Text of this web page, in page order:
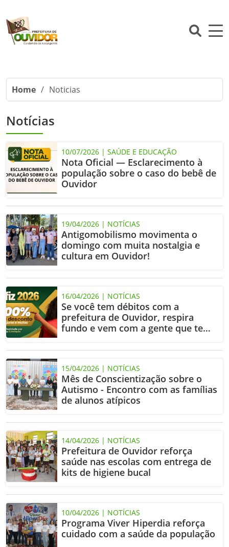
Home / Noticias
Notícias
10/07/2026 | SAÚDE E EDUCAÇÃO
Nota Oficial — Esclarecimento à
população sobre o caso do bebê de
Ouvidor
19/04/2026 | NOTÍCIAS
Antigomobilismo movimenta o
domingo com muita nostalgia e
cultura em Ouvidor!
16/04/2026 | NOTÍCIAS
Se você tem débitos com a
prefeitura de Ouvidor, respira
fundo e vem com a gente que tem
15/04/2026 | NOTÍCIAS
Mês de Conscientização sobre o
Autismo - Encontro com as famílias
de alunos atípicos
14/04/2026 | NOTÍCIAS
Prefeitura de Ouvidor reforça
saúde nas escolas com entrega de
kits de higiene bucal
10/04/2026 | NOTÍCIAS
Programa Viver Hiperdia reforça
cuidado com a saúde da população